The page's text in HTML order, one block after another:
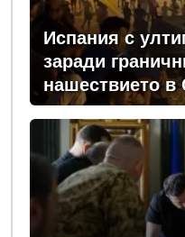
Испания с
заради
нашествието в